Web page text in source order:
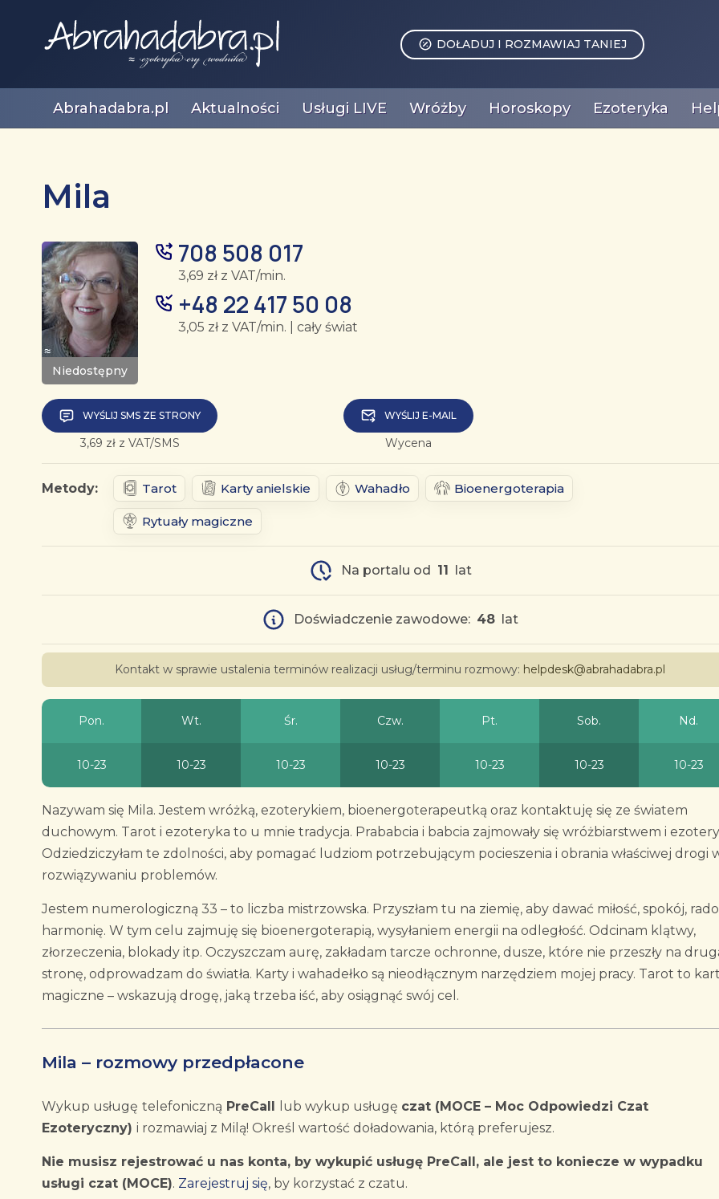
DOŁADUJ I ROZMAWIAJ TANIEJ
Abrahadabra.pl Aktualności Usługi LIVE Wróżby Horoskopy Ezoteryka
Mila
Niedostępny
708 508 017
3,69 zł z VAT/min.
+48 22 417 50 08
3,05 zł z VAT/min. | cały świat
WYŚLIJ SMS ZE STRONY
3,69 zł z VAT/SMS
WYŚLIJ E-MAIL
Wycena
Metody: Tarot Karty anielskie Wahadło Bioenergoterapia
Rytuały magiczne
Na portalu od 11 lat
Doświadczenie zawodowe: 48 lat
Kontakt w sprawie ustalenia terminów realizacji usług/terminu rozmowy: helpdesk@abrahadabra.pl
Pon. Wt. Śr. Czw. Pt. Sob. Nd.
10-23 10-23 10-23 10-23 10-23 10-23 10-23
Nazywam się Mila. Jestem wróżką, ezoterykiem, bioenergoterapeutką oraz kontaktuję się ze światem
duchowym. Tarot i ezoteryka to u mnie tradycja. Prababcia i babcia zajmowały się wróżbiarstwem i
Odziedziczyłam te zdolności, aby pomagać ludziom potrzebującym pocieszenia i obrania właściwej drogi
rozwiązywaniu problemów.
Jestem numerologiczną 33 – to liczba mistrzowska. Przyszłam tu na ziemię, aby dawać miłość, spokój,
harmonię. W tym celu zajmuję się bioenergoterapią, wysyłaniem energii na odległość. Odcinam klątwy,
złorzeczenia, blokady itp. Oczyszczam aurę, zakładam tarcze ochronne, dusze, które nie przeszły na
stronę, odprowadzam do światła. Karty i wahadełko są nieodłącznym narzędziem mojej pracy. Tarot to
magiczne – wskazują drogę, jaką trzeba iść, aby osiągnąć swój cel.
Mila – rozmowy przedpłacone
Wykup usługę telefoniczną PreCall lub wykup usługę czat (MOCE – Moc Odpowiedzi Czat
Ezoteryczny) i rozmawiaj z Milą! Określ wartość doładowania, którą preferujesz.
Nie musisz rejestrować u nas konta, by wykupić usługę PreCall, ale jest to koniecze w wypadku
usługi czat (MOCE). Zarejestruj się, by korzystać z czatu.